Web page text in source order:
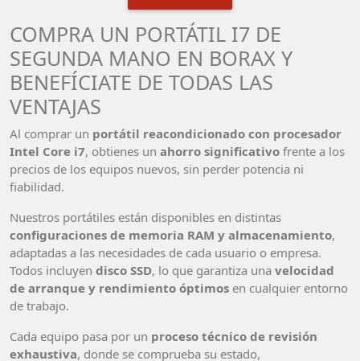
COMPRA UN PORTÁTIL I7 DE
SEGUNDA MANO EN BORAX Y
BENEFÍCIATE DE TODAS LAS
VENTAJAS
Al comprar un portátil reacondicionado con procesador
Intel Core i7, obtienes un ahorro significativo frente a los
precios de los equipos nuevos, sin perder potencia ni
fiabilidad.
Nuestros portátiles están disponibles en distintas
configuraciones de memoria RAM y almacenamiento,
adaptadas a las necesidades de cada usuario o empresa.
Todos incluyen disco SSD, lo que garantiza una velocidad
de arranque y rendimiento óptimos en cualquier entorno
de trabajo.
Cada equipo pasa por un proceso técnico de revisión
exhaustiva, donde se comprueba su estado,